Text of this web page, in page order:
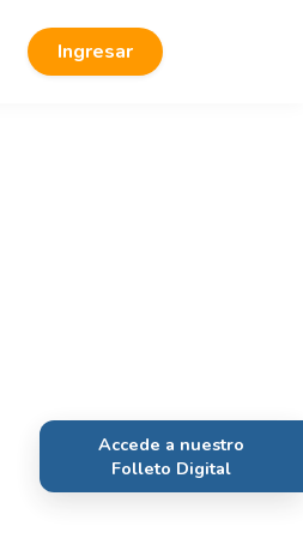
Ingresar
Accede a nuestro
Folleto Digital